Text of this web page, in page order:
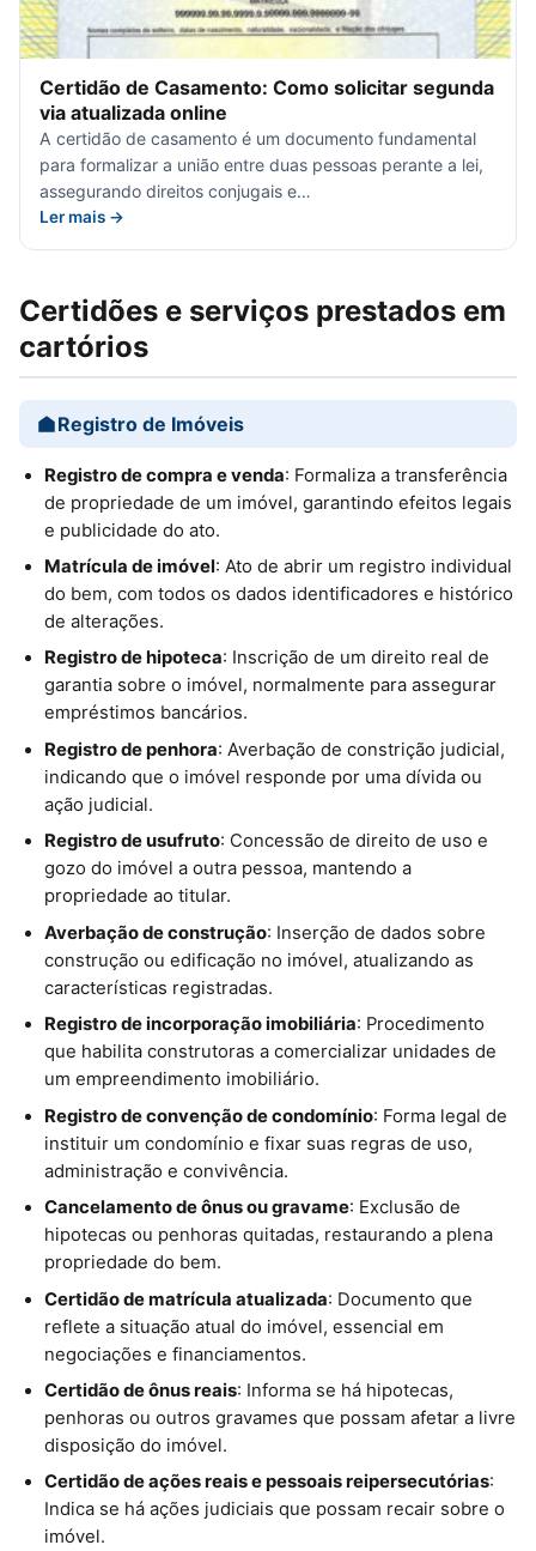
Certidão de Casamento: Como solicitar segunda
via atualizada online
A certidão de casamento é um documento fundamental
para formalizar a união entre duas pessoas perante a lei,
assegurando direitos conjugais e…
Ler mais →
Certidões e serviços prestados em
cartórios
Registro de Imóveis
Registro de compra e venda: Formaliza a transferência
de propriedade de um imóvel, garantindo efeitos legais
e publicidade do ato.
Matrícula de imóvel: Ato de abrir um registro individual
do bem, com todos os dados identificadores e histórico
de alterações.
Registro de hipoteca: Inscrição de um direito real de
garantia sobre o imóvel, normalmente para assegurar
empréstimos bancários.
Registro de penhora: Averbação de constrição judicial,
indicando que o imóvel responde por uma dívida ou
ação judicial.
Registro de usufruto: Concessão de direito de uso e
gozo do imóvel a outra pessoa, mantendo a
propriedade ao titular.
Averbação de construção: Inserção de dados sobre
construção ou edificação no imóvel, atualizando as
características registradas.
Registro de incorporação imobiliária: Procedimento
que habilita construtoras a comercializar unidades de
um empreendimento imobiliário.
Registro de convenção de condomínio: Forma legal de
instituir um condomínio e fixar suas regras de uso,
administração e convivência.
Cancelamento de ônus ou gravame: Exclusão de
hipotecas ou penhoras quitadas, restaurando a plena
propriedade do bem.
Certidão de matrícula atualizada: Documento que
reflete a situação atual do imóvel, essencial em
negociações e financiamentos.
Certidão de ônus reais: Informa se há hipotecas,
penhoras ou outros gravames que possam afetar a livre
disposição do imóvel.
Certidão de ações reais e pessoais reipersecutórias:
Indica se há ações judiciais que possam recair sobre o
imóvel.